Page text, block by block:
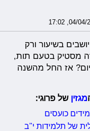
בשיעור ורק
מסטיק בטעם תות,
אז החל מהשנה
מגזיןשל פרוגי:
כועסים
של תלמידות י"ב